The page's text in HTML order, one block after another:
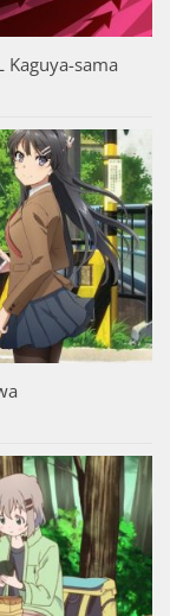
Kaguya-sama